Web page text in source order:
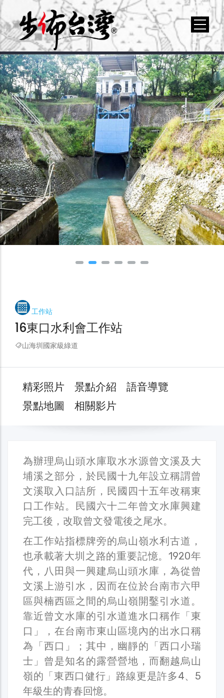
工作站
16東口水利會工作站
山海圳國家級綠道
精彩照片 景點介紹
語音導覽
景點地圖
相關影片
為辦理烏山頭水庫取水水源曾文溪及大
埔溪之部分，於民國十九年設立稱謂曾
文溪取入口詰所，民國四十五年改稱東
口工作站。民國六十二年曾文水庫興建
完工後，改取曾文發電後之尾水。
在工作站指標牌旁的烏山嶺水利古道，
也承載著大圳之路的重要記憶。1920年
代，八田與一興建烏山頭水庫，為從曾
文溪上游引水，因而在位於台南市六甲
區與楠西區之間的烏山嶺開鑿引水道。
靠近曾文水庫的引水道進水口稱作「東
口」，在台南市東山區境內的出水口稱
為「西口」；其中，幽靜的「西口小瑞
士」曾是知名的露營營地，而翻越烏山
嶺的「東西口健行」路線更是許多4、5
年級生的青春回憶。